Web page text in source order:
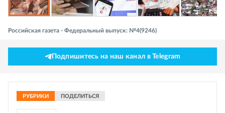
Российская газета - Федеральный выпуск: №4(9246)
Подпишитесь на наш канал в Telegram
РУБРИКИ ПОДЕЛИТЬСЯ